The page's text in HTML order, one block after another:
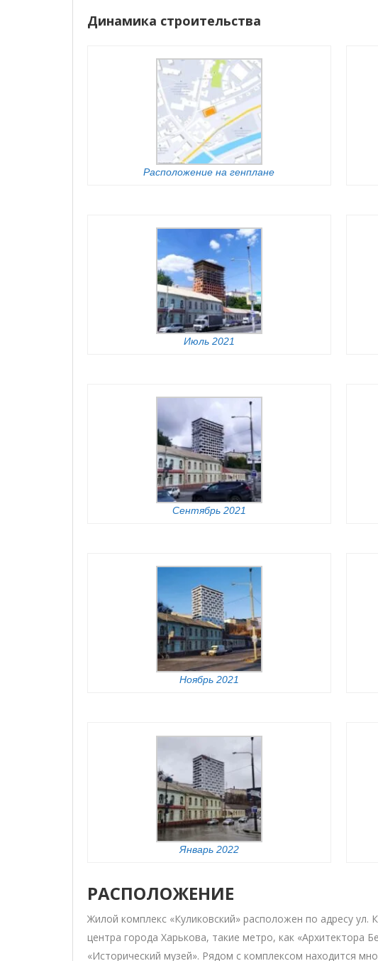
Динамика строительства
Расположение на генплане
Июль 2021
Сентябрь 2021
Ноябрь 2021
Январь 2022
РАСПОЛОЖЕНИЕ
Жилой комплекс «Куликовский» расположен по адресу ул.
центра города Харькова, такие метро, ​​как «Архитектора
«Исторический музей». Рядом с комплексом находится